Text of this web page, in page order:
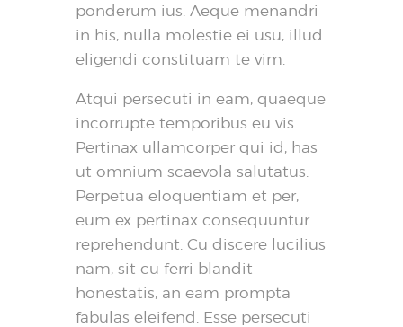
ponderum ius. Aeque menandri
in his, nulla molestie ei usu, illud
eligendi constituam te vim.
Atqui persecuti in eam, quaeque
incorrupte temporibus eu vis.
Pertinax ullamcorper qui id, has
ut omnium scaevola salutatus.
Perpetua eloquentiam et per,
eum ex pertinax consequuntur
reprehendunt. Cu discere lucilius
nam, sit cu ferri blandit
honestatis, an eam prompta
fabulas eleifend. Esse persecuti